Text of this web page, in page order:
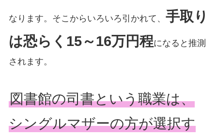
なります。そこからいろいろ引かれて、 手取り
は恐らく15～16万円程になると推測
されます。
図書館の司書という職業は、
シングルマザーの方が選択す